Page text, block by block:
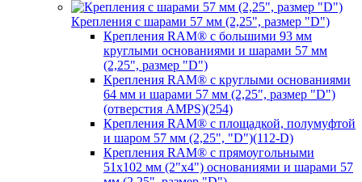
Крепления с шарами 57 мм (2,25", размер "D")
Крепления RAM® с большими 93 мм
круглыми основаниями и шарами 57 мм
(2,25", размер "D")
Крепления RAM® с круглыми основаниями
64 мм и шарами 57 мм (2,25", размер "D")
(отверстия AMPS)(254)
Крепления RAM® с площадкой, полумуфтой
и шаром 57 мм (2,25", "D")(112-D)
Крепления RAM® с прямоугольными
51х102 мм (2"х4") основаниями и шарами 57